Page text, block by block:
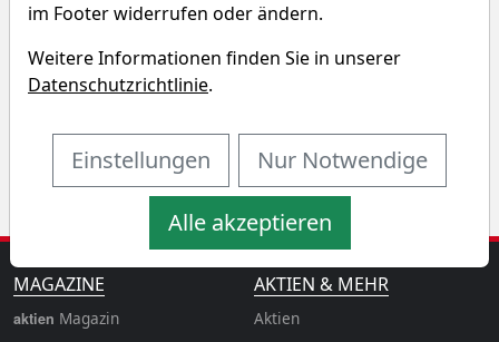
Products & Chemicals Aktie über verschiedene
Zeiträume hinweg.
MAGAZINE
aktien Magazin
AKTIEN & MEHR
Aktien
im Footer widerrufen oder ändern.
Weitere Informationen finden Sie in unserer
Datenschutzrichtlinie.
Einstellungen Nur Notwendige
Alle akzeptieren